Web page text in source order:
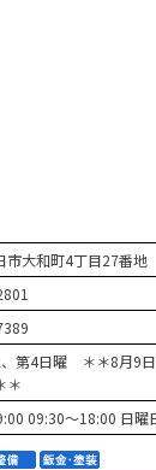
市大和町4丁目27番地
第4日曜 ＊＊8月9
＊
09:30～18:00 日曜